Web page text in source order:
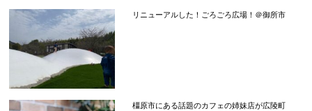
リニューアルした！ごろごろ広場！＠御所市
橿原市にある話題のカフェの姉妹店が広陵町